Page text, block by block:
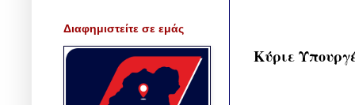
Κύριε
Διαφημιστείτε σε εμάς